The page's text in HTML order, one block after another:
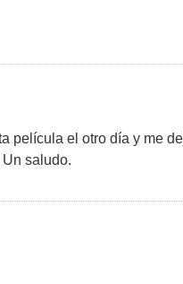
película el otro día y me
saludo.